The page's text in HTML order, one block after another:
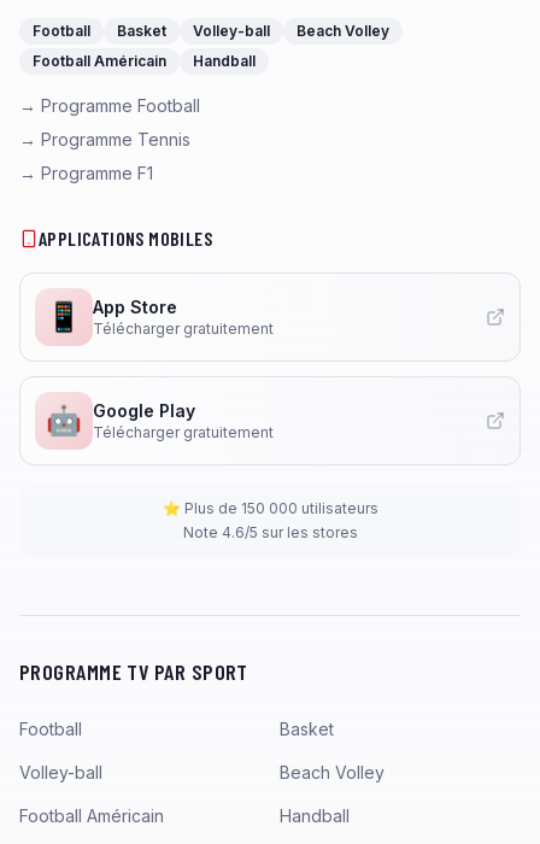
Football Basket Volley-ball
Beach Volley
Football Américain
Handball
→ Programme Football
→ Programme Tennis
→ Programme F1
APPLICATIONS MOBILES
📱 App Store
Télécharger gratuitement
🤖 Google Play
Télécharger gratuitement
⭐ Plus de 150 000 utilisateurs
Note 4.6/5 sur les stores
PROGRAMME TV PAR SPORT
Football Basket
Volley-ball Beach Volley
Football Américain Handball